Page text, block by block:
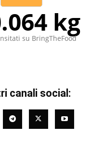
kg
su BringTheFood
canali social: